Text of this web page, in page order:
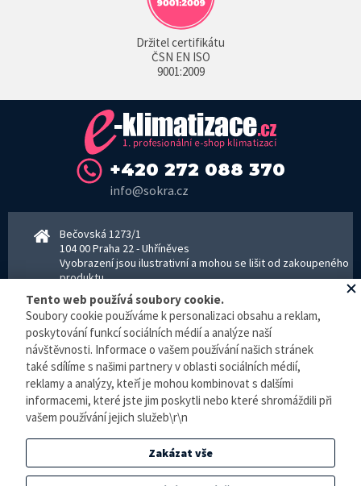
Držitel certifikátu
ČSN EN ISO
9001:2009
+420 272 088 370
info@sokra.cz
Bečovská 1273/1
104 00 Praha 22 - Uhříněves
Vyobrazení jsou ilustrativní a mohou se lišit od zakoupeného
produktu.
www.sokra.cz│www.haier-klimatizace.cz
Otevírací doba
Pondělí–Pátek 8–16:30 hodin - kancelář
Pondělí–pátek 8–16:00 hodin - sklad
Zpracování osobních údajů
© E-klimatizace.cz, všechna práva vyhrazena.
Internetový obchodvytvořilo studioBlueGhost.
Tento web používá soubory cookie.
Soubory cookie používáme k personalizaci obsahu a reklam,
poskytování funkcí sociálních médií a analýze naší
návštěvnosti. Informace o vašem používání našich stránek
také sdílíme s našimi partnery v oblasti sociálních médií,
reklamy a analýzy, kteří je mohou kombinovat s dalšími
informacemi, které jste jim poskytli nebo které shromáždili při
vašem používání jejich služeb\r\n
Zakázat vše